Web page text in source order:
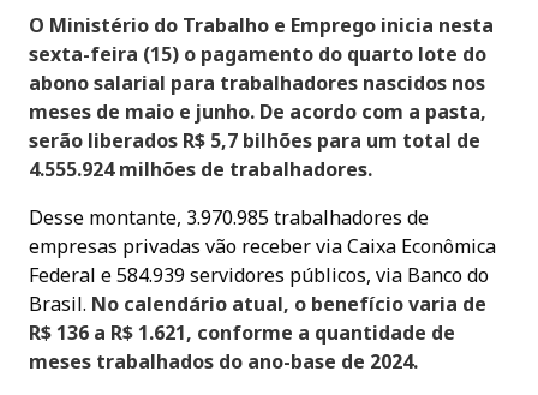
O Ministério do Trabalho e Emprego inicia nesta
sexta-feira (15) o pagamento do quarto lote do
abono salarial para trabalhadores nascidos nos
meses de maio e junho. De acordo com a pasta,
serão liberados R$ 5,7 bilhões para um total de
4.555.924 milhões de trabalhadores.
Desse montante, 3.970.985 trabalhadores de
empresas privadas vão receber via Caixa Econômica
Federal e 584.939 servidores públicos, via Banco do
Brasil. No calendário atual, o benefício varia de
R$ 136 a R$ 1.621, conforme a quantidade de
meses trabalhados do ano-base de 2024.